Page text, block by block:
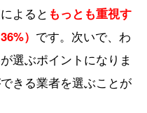
よると もっとも重視す
） です。次いで、わ
選ぶポイントになりま
きる業者を選ぶことが